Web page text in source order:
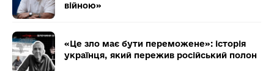
війною»
«Це зло має бути переможене»: історія
українця, який пережив російський полон